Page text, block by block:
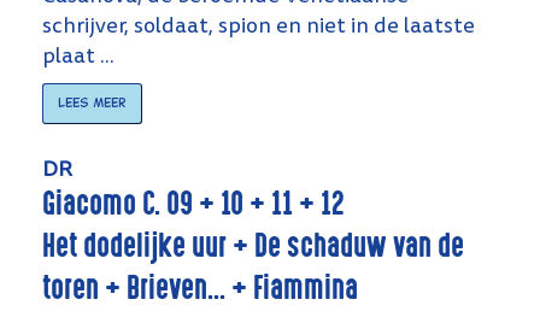
schrijver, soldaat, spion en niet in de laatste
plaat ...
Lees meer
DR
Giacomo C. 09 + 10 + 11 + 12
Het dodelijke uur + De schaduw van de
toren + Brieven... + Fiammina